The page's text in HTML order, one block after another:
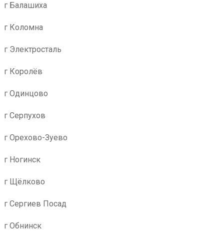
г Балашиха
г Коломна
г Электросталь
г Королёв
г Одинцово
г Серпухов
г Орехово-Зуево
г Ногинск
г Щёлково
г Сергиев Посад
г Обнинск